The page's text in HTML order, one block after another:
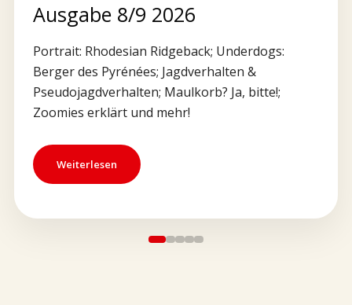
Ausgabe 8/9 2026
Portrait: Rhodesian Ridgeback; Underdogs:
Berger des Pyrénées; Jagdverhalten &
Pseudojagdverhalten; Maulkorb? Ja, bitte!;
Zoomies erklärt und mehr!
Weiterlesen